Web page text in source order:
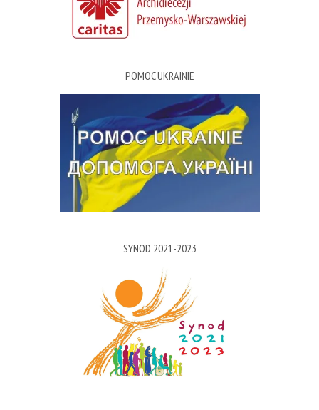
POMOC UKRAINIE
SYNOD 2021-2023